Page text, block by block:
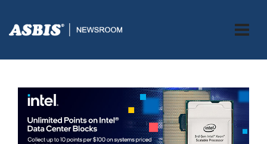
ASBIS.BA> AKCIJE-ARHIVA > INTEL Q3: PAKET PROMOCIJA